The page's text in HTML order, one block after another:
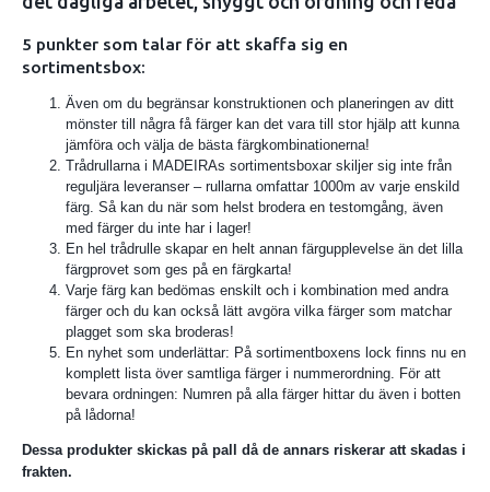
5 punkter som talar för att skaffa sig en
sortimentsbox:
Även om du begränsar konstruktionen och planeringen av ditt
mönster till några få färger kan det vara till stor hjälp att kunna
jämföra och välja de bästa färgkombinationerna!
Trådrullarna i MADEIRAs sortimentsboxar skiljer sig inte från
reguljära leveranser – rullarna omfattar 1000m av varje enskild
färg. Så kan du när som helst brodera en testomgång, även
med färger du inte har i lager!
En hel trådrulle skapar en helt annan färgupplevelse än det lilla
färgprovet som ges på en färgkarta!
Varje färg kan bedömas enskilt och i kombination med andra
färger och du kan också lätt avgöra vilka färger som matchar
plagget som ska broderas!
En nyhet som underlättar: På sortimentboxens lock finns nu en
komplett lista över samtliga färger i nummerordning. För att
bevara ordningen: Numren på alla färger hittar du även i botten
på lådorna!
Dessa produkter skickas på pall då de annars riskerar att skadas i
frakten.